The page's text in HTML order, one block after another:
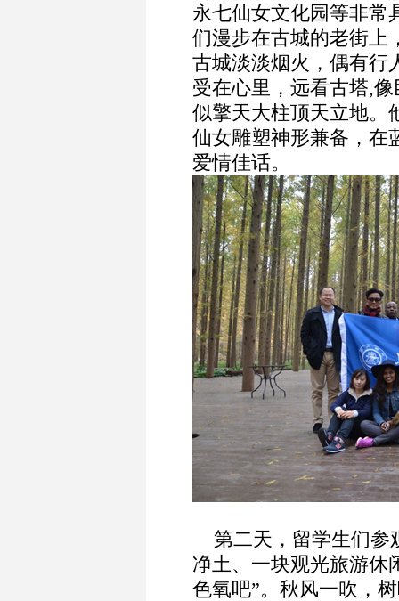
永七仙女文化园等非常
们漫步在古城的老街上
古城淡淡烟火，偶有行
受在心里，远看古塔,
似擎天大柱顶天立地。
仙女雕塑神形兼备，在
爱情佳话。
第二天，留学生们参
净土、一块观光旅游休
色氧吧”。秋风一吹，